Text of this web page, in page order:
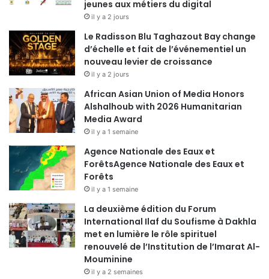
jeunes aux métiers du digital
il y a 2 jours
Le Radisson Blu Taghazout Bay change
d’échelle et fait de l’événementiel un
nouveau levier de croissance
il y a 2 jours
African Asian Union of Media Honors
Alshalhoub with 2026 Humanitarian
Media Award
il y a 1 semaine
Agence Nationale des Eaux et
ForêtsAgence Nationale des Eaux et
Forêts
il y a 1 semaine
La deuxième édition du Forum
International Ilaf du Soufisme à Dakhla
met en lumière le rôle spirituel
renouvelé de l’Institution de l’Imarat Al-
Mouminine
il y a 2 semaines